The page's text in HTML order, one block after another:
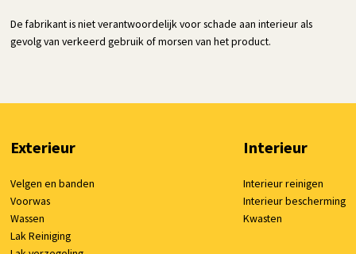
De fabrikant is niet verantwoordelijk voor schade aan interieur als
gevolg van verkeerd gebruik of morsen van het product.
Exterieur
Velgen en banden
Voorwas
Wassen
Lak Reiniging
Interieur
Interieur reinigen
Interieur bescherming
Kwasten